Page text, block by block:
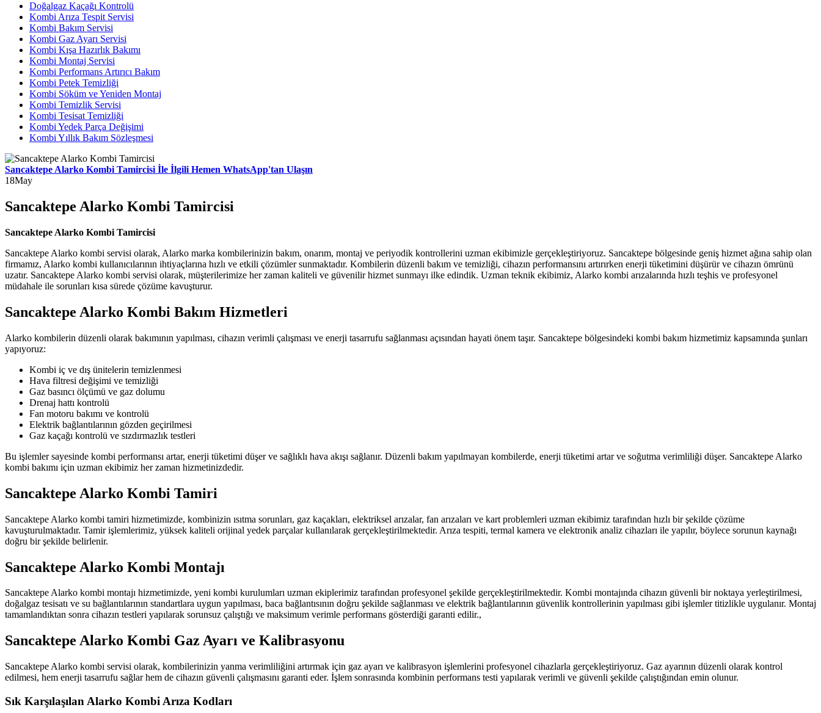
Doğalgaz Kaçağı Kontrolü
Kombi Arıza Tespit Servisi
Kombi Bakım Servisi
Kombi Gaz Ayarı Servisi
Kombi Kışa Hazırlık Bakımı
Kombi Montaj Servisi
Kombi Performans Artırıcı Bakım
Kombi Petek Temizliği
Kombi Söküm ve Yeniden Montaj
Kombi Temizlik Servisi
Kombi Tesisat Temizliği
Kombi Yedek Parça Değişimi
Kombi Yıllık Bakım Sözleşmesi
Sancaktepe Alarko Kombi Tamircisi İle İlgili Hemen WhatsApp'tan Ulaşın
18May
Sancaktepe Alarko Kombi Tamircisi
Sancaktepe Alarko Kombi Tamircisi
Sancaktepe Alarko kombi servisi olarak, Alarko marka kombilerinizin bakım, onarım, montaj ve periyodik kontrollerini uzman ekibimizle gerçekleştiriyoruz. Sancaktepe bölgesinde geniş hizmet ağına sahip olan
firmamız, Alarko kombi kullanıcılarının ihtiyaçlarına hızlı ve etkili çözümler sunmaktadır. Kombilerin düzenli bakım ve temizliği, cihazın performansını artırırken enerji tüketimini düşürür ve cihazın ömrünü
uzatır. Sancaktepe Alarko kombi servisi olarak, müşterilerimize her zaman kaliteli ve güvenilir hizmet sunmayı ilke edindik. Uzman teknik ekibimiz, Alarko kombi arızalarında hızlı teşhis ve profesyonel
müdahale ile sorunları kısa sürede çözüme kavuşturur.
Sancaktepe Alarko Kombi Bakım Hizmetleri
Alarko kombilerin düzenli olarak bakımının yapılması, cihazın verimli çalışması ve enerji tasarrufu sağlanması açısından hayati önem taşır. Sancaktepe bölgesindeki kombi bakım hizmetimiz kapsamında şunları
yapıyoruz:
Kombi iç ve dış ünitelerin temizlenmesi
Hava filtresi değişimi ve temizliği
Gaz basıncı ölçümü ve gaz dolumu
Drenaj hattı kontrolü
Fan motoru bakımı ve kontrolü
Elektrik bağlantılarının gözden geçirilmesi
Gaz kaçağı kontrolü ve sızdırmazlık testleri
Bu işlemler sayesinde kombi performansı artar, enerji tüketimi düşer ve sağlıklı hava akışı sağlanır. Düzenli bakım yapılmayan kombilerde, enerji tüketimi artar ve soğutma verimliliği düşer. Sancaktepe Alarko
kombi bakımı için uzman ekibimiz her zaman hizmetinizdedir.
Sancaktepe Alarko Kombi Tamiri
Sancaktepe Alarko kombi tamiri hizmetimizde, kombinizin ısıtma sorunları, gaz kaçakları, elektriksel arızalar, fan arızaları ve kart problemleri uzman ekibimiz tarafından hızlı bir şekilde çözüme
kavuşturulmaktadır. Tamir işlemlerimiz, yüksek kaliteli orijinal yedek parçalar kullanılarak gerçekleştirilmektedir. Arıza tespiti, termal kamera ve elektronik analiz cihazları ile yapılır, böylece sorunun kaynağı
doğru bir şekilde belirlenir.
Sancaktepe Alarko Kombi Montajı
Sancaktepe Alarko kombi montajı hizmetimizde, yeni kombi kurulumları uzman ekiplerimiz tarafından profesyonel şekilde gerçekleştirilmektedir. Kombi montajında cihazın güvenli bir noktaya yerleştirilmesi,
doğalgaz tesisatı ve su bağlantılarının standartlara uygun yapılması, baca bağlantısının doğru şekilde sağlanması ve elektrik bağlantılarının güvenlik kontrollerinin yapılması gibi işlemler titizlikle uygulanır. Montaj
tamamlandıktan sonra cihazın testleri yapılarak sorunsuz çalıştığı ve maksimum verimle performans gösterdiği garanti edilir.,
Sancaktepe Alarko Kombi Gaz Ayarı ve Kalibrasyonu
Sancaktepe Alarko kombi servisi olarak, kombilerinizin yanma verimliliğini artırmak için gaz ayarı ve kalibrasyon işlemlerini profesyonel cihazlarla gerçekleştiriyoruz. Gaz ayarının düzenli olarak kontrol
edilmesi, hem enerji tasarrufu sağlar hem de cihazın güvenli çalışmasını garanti eder. İşlem sonrasında kombinin performans testi yapılarak verimli ve güvenli şekilde çalıştığından emin olunur.
Sık Karşılaşılan Alarko Kombi Arıza Kodları